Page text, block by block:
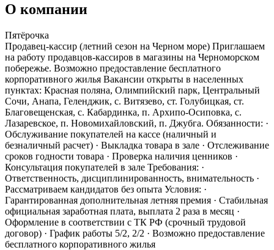
О компании
Пятёрочка
Продавец-кассир (летний сезон на Черном море) Приглашаем
на работу продавцов-кассиров в магазины на Черноморском
побережье. Возможно предоставление бесплатного
корпоративного жилья Вакансии открыты в населенных
пунктах: Красная поляна, Олимпийский парк, Центральный
Сочи, Анапа, Геленджик, с. Витязево, ст. Голубицкая, ст.
Благовещенская, с. Кабардинка, п. Архипо-Осиповка, с.
Лазаревское, п. Новомихайловский, п. Джубга. Обязанности: ·
Обслуживание покупателей на кассе (наличный и
безналичный расчет) · Выкладка товара в зале · Отслеживание
сроков годности товара · Проверка наличия ценников ·
Консультация покупателей в зале Требования: ·
Ответственность, дисциплинированность, внимательность ·
Рассматриваем кандидатов без опыта Условия: ·
Гарантированная дополнительная летняя премия · Стабильная
официальная заработная плата, выплата 2 раза в месяц ·
Оформление в соответствии с ТК РФ (срочный трудовой
договор) · График работы 5/2, 2/2 · Возможно предоставление
бесплатного корпоративного жилья